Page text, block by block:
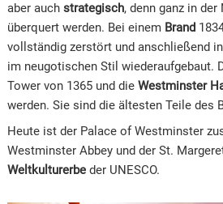
aber auch strategisch, denn ganz in
überquert werden. Bei einem Brand
vollständig zerstört und anschließend
im neugotischen Stil wiederaufgebaut.
Tower von 1365 und die Westminster
werden. Sie sind die ältesten Teile des
Heute ist der Palace of Westminster
Westminster Abbey und der St.
Weltkulturerbeder UNESCO.